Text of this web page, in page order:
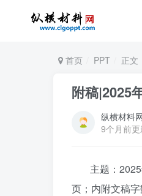
首页 PPT 正文
附稿|2025
纵横材料
9个月前
主题：
页；内附文稿字